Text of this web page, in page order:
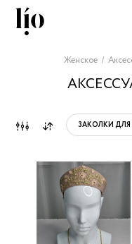
Женское
ЗАКОЛКИ